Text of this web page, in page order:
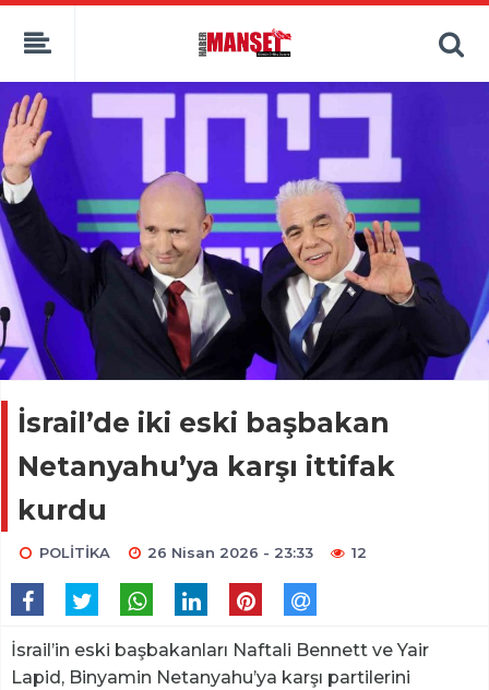
İsrail’de iki eski başbakan
Netanyahu’ya karşı ittifak
kurdu
POLİTİKA 26 Nisan 2026 - 23:33 12
İsrail’in eski başbakanları Naftali Bennett ve Yair
Lapid, Binyamin Netanyahu’ya karşı partilerini